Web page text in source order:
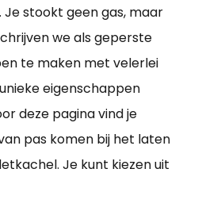
stookt geen gas, maar
we als geperste
te maken met velerlei
eigenschappen
deze pagina vind je
pas komen bij het laten
Je kunt kiezen uit